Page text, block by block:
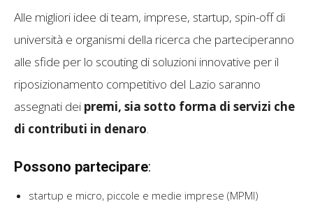
Alle migliori idee di team, imprese, startup, spin-off di
università e organismi della ricerca che parteciperanno
alle sfide per lo scouting di soluzioni innovative per il
riposizionamento competitivo del Lazio saranno
assegnati dei premi, sia sotto forma di servizi che
di contributi in denaro
Possono partecipare:
startup e micro, piccole e medie imprese (MPMI)